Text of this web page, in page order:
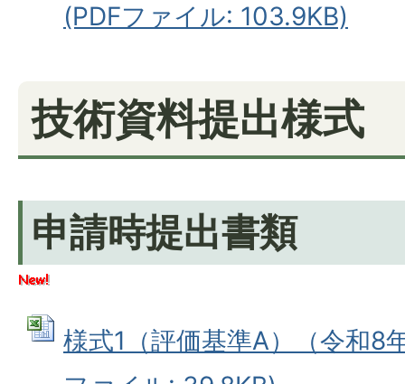
(PDFファイル: 103.9KB)
技術資料提出様式
申請時提出書類
様式1（評価基準A）（令和8